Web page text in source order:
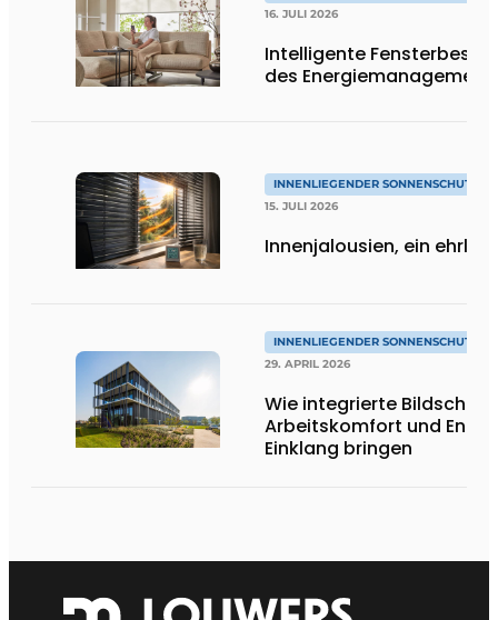
16. JULI 2026
Intelligente
des
INNENLIEGENDER SONNENSCHUTZ &
15. JULI 2026
Innenjalousien, ein
INNENLIEGENDER SONNENSCHUTZ &
29. APRIL 2026
Wie integrierte
Arbeitskomfort und
Einklang bringen